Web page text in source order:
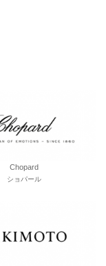
Chopard
ショパール